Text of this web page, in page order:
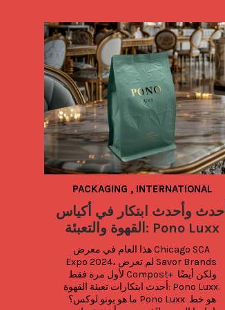
PACKAGING , INTERNATIONAL
أحدث وأحدث ابتكار في أكياس
القهوة والتعبئة: Pono Luxx
هذا العام في معرض Chicago SCA
Expo 2024، لم تعرض Savor Brands
لأول مرة فقط Compost+ ولكن أيضًا
أحدث ابتكارات تعبئة القهوة: Pono Luxx.
ما هو بونو لوكس؟ Pono Luxx هو خط